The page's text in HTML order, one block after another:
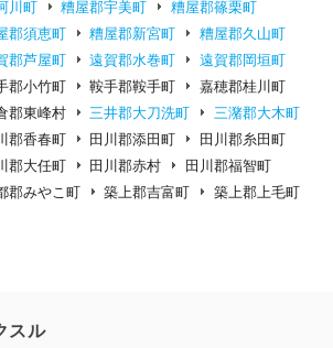
川町 糟屋郡宇美町
糟屋郡篠栗町
郡須恵町 糟屋郡新宮町
糟屋郡久山町
郡芦屋町 遠賀郡水巻町
遠賀郡岡垣町
郡小竹町 鞍手郡鞍手町
嘉穂郡桂川町
郡東峰村 三井郡大刀洗町
三潴郡大木町
郡香春町 田川郡添田町
田川郡糸田町
郡大任町 田川郡赤村
田川郡福智町
郡みやこ町 築上郡吉富町
築上郡上毛町
スル